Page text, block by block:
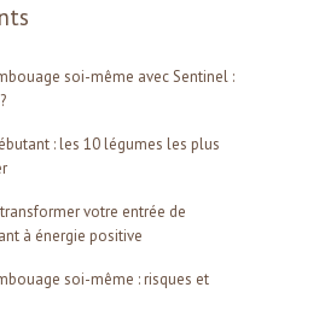
soi-même avec Sentinel :
: les 10 légumes les plus
votre entrée de
à énergie positive
soi-même : risques et